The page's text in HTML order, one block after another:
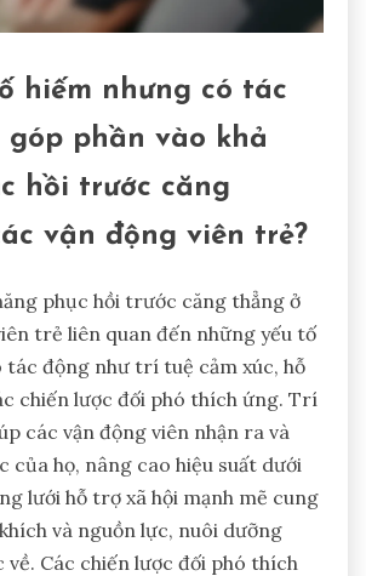
hiếm nhưng có tác
góp phần vào khả
hồi trước căng
vận động viên trẻ?
phục hồi trước căng thẳng ở
trẻ liên quan đến những yếu tố
tác động như trí tuệ cảm xúc, hỗ
chiến lược đối phó thích ứng. Trí
các vận động viên nhận ra và
của họ, nâng cao hiệu suất dưới
lưới hỗ trợ xã hội mạnh mẽ cung
và nguồn lực, nuôi dưỡng
về. Các chiến lược đối phó thích